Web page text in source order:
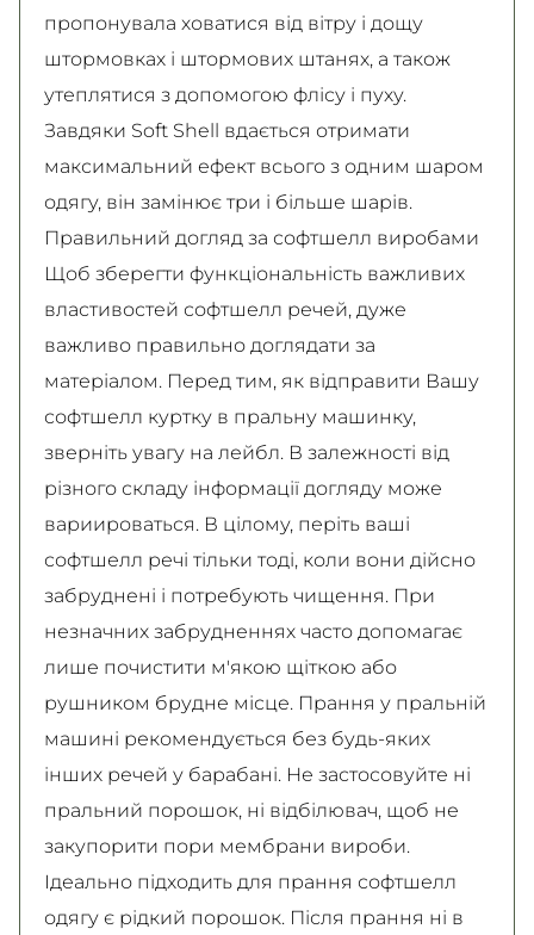
пропонувала ховатися від вітру і дощу
штормовках і штормових штанях, а також
утеплятися з допомогою флісу і пуху.
Завдяки Soft Shell вдається отримати
максимальний ефект всього з одним шаром
одягу, він замінює три і більше шарів.
Правильний догляд за софтшелл виробами
Щоб зберегти функціональність важливих
властивостей софтшелл речей, дуже
важливо правильно доглядати за
матеріалом. Перед тим, як відправити Вашу
софтшелл куртку в пральну машинку,
зверніть увагу на лейбл. В залежності від
різного складу інформації догляду може
вариироваться. В цілому, періть ваші
софтшелл речі тільки тоді, коли вони дійсно
забруднені і потребують чищення. При
незначних забрудненнях часто допомагає
лише почистити м'якою щіткою або
рушником брудне місце. Прання у пральній
машині рекомендується без будь-яких
інших речей у барабані. Не застосовуйте ні
пральний порошок, ні відбілювач, щоб не
закупорити пори мембрани вироби.
Ідеально підходить для прання софтшелл
одягу є рідкий порошок. Після прання ні в